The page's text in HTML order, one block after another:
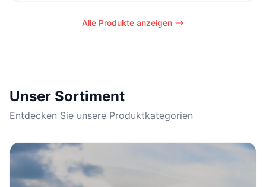
Alle Produkte anzeigen
Unser Sortiment
Entdecken Sie unsere Produktkategorien